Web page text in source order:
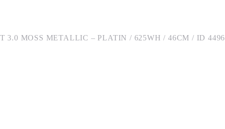
3.0 MOSS METALLIC – PLATIN / 625WH / 46CM / ID 4496